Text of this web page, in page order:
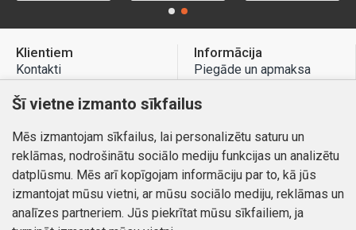
Klientiem
Kontakti
Preču atgriešana
Mans profils
Pasūtījumi
Informācija
Piegāde un apmaksa
Atteikuma tiesības
Kontakti
Šī vietne izmanto sīkfailus
Mēs izmantojam sīkfailus, lai personalizētu saturu un
reklāmas, nodrošinātu sociālo mediju funkcijas un analizētu
datplūsmu. Mēs arī kopīgojam informāciju par to, kā jūs
izmantojat mūsu vietni, ar mūsu sociālo mediju, reklāmas un
analīzes partneriem. Jūs piekrītat mūsu sīkfailiem, ja